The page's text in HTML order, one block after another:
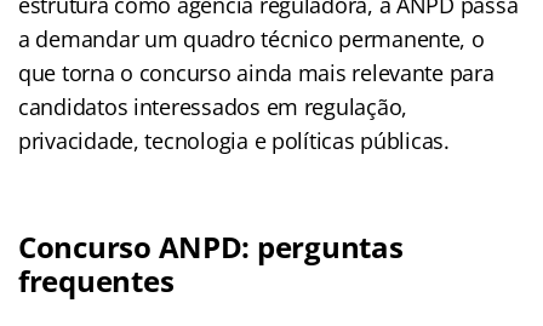
a demandar um quadro técnico permanente, o
que torna o concurso ainda mais relevante para
candidatos interessados em regulação,
privacidade, tecnologia e políticas públicas.
Concurso ANPD: perguntas
frequentes